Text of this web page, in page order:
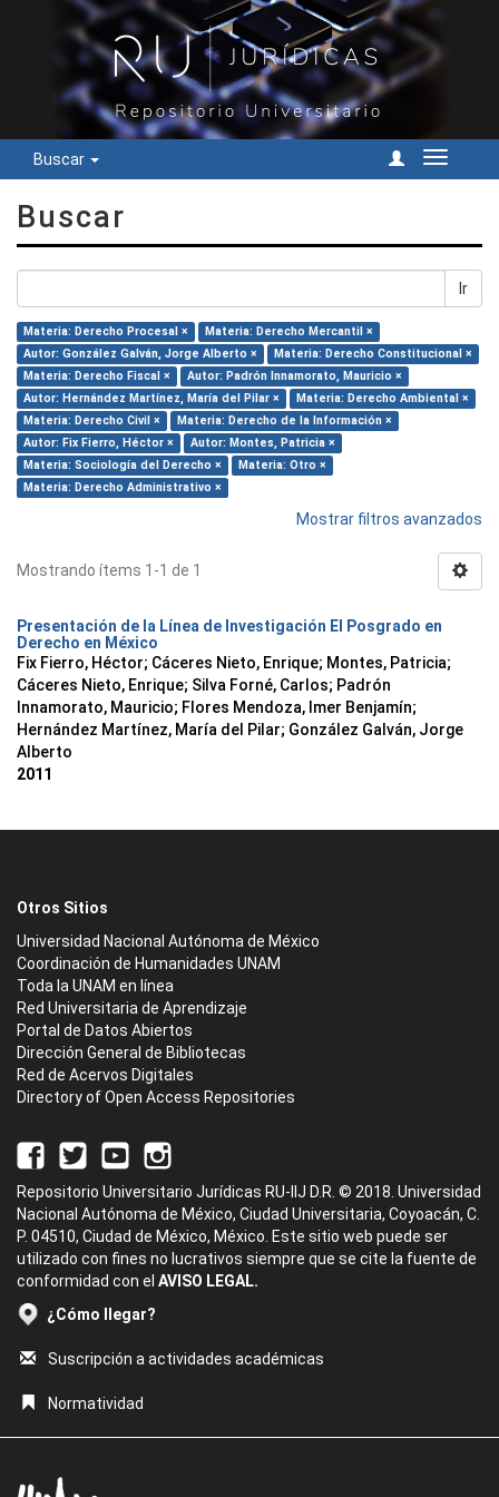
Buscar
Cambiar
Buscar
Ir
Materia: Derecho Procesal ×
Materia: Derecho Mercantil ×
Autor: González Galván, Jorge Alberto ×
Materia: Derecho Constitucional ×
Materia: Derecho Fiscal ×
Autor: Padrón Innamorato, Mauricio ×
Autor: Hernández Martínez, María del Pilar ×
Materia: Derecho Ambiental ×
Materia: Derecho Civil ×
Materia: Derecho de la Información ×
Autor: Fix Fierro, Héctor ×
Autor: Montes, Patricia ×
Materia: Sociología del Derecho ×
Materia: Otro ×
Materia: Derecho Administrativo ×
Mostrar filtros avanzados
Mostrando ítems 1-1 de 1
Presentación de la Línea de Investigación El Posgrado en
Derecho en México
Fix Fierro, Héctor; Cáceres Nieto, Enrique; Montes, Patricia;
Cáceres Nieto, Enrique; Silva Forné, Carlos; Padrón
Innamorato, Mauricio; Flores Mendoza, Imer Benjamín;
Hernández Martínez, María del Pilar; González Galván, Jorge
Alberto
2011
Otros Sitios
Universidad Nacional Autónoma de México
Coordinación de Humanidades UNAM
Toda la UNAM en línea
Red Universitaria de Aprendizaje
Portal de Datos Abiertos
Dirección General de Bibliotecas
Red de Acervos Digitales
Directory of Open Access Repositories
Repositorio Universitario Jurídicas RU-IIJ D.R. © 2018. Universidad
Nacional Autónoma de México, Ciudad Universitaria, Coyoacán, C.
P. 04510, Ciudad de México, México. Este sitio web puede ser
utilizado con fines no lucrativos siempre que se cite la fuente de
conformidad con el AVISO LEGAL.
¿Cómo llegar?
Suscripción a actividades académicas
Normatividad